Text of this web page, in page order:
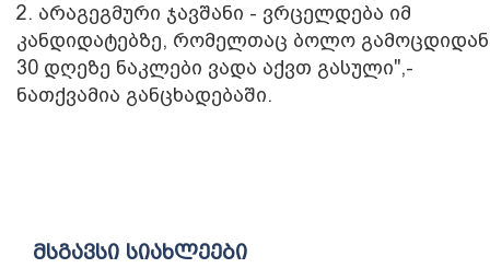
2. არაგეგმური ჯავშანი - ვრცელდება იმ
კანდიდატებზე, რომელთაც ბოლო გამოცდიდან
30 დღეზე ნაკლები ვადა აქვთ გასული",-
ნათქვამია განცხადებაში.
მსგავსი სიახლეები